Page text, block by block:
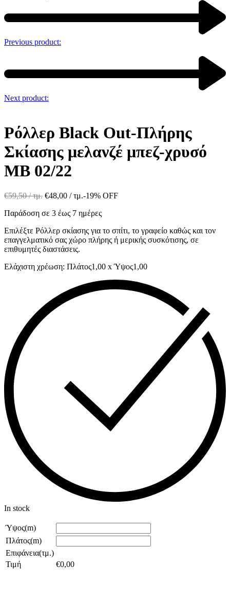
Previous product:
Next product:
Ρόλλερ Black Out-Πλήρης
Σκίασης μελανζέ μπεζ-χρυσό
MB 02/22
€59,50/ τμ. €48,00 / τμ.-19% OFF
Παράδοση σε 3 έως 7 ημέρες
Επιλέξτε Ρόλλερ σκίασης για το σπίτι, το γραφείο καθώς και τον
επαγγελματικό σας χώρο πλήρης ή μερικής συσκότισης, σε
επιθυμητές διαστάσεις.
Ελάχιστη χρέωση: Πλάτος1,00 x Ύψος1,00
In stock
Ύψος(m)
Πλάτος(m)
Επιφάνεια(τμ.)
Τιμή
€0,00